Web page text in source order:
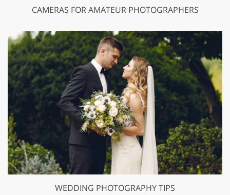
CAMERAS FOR AMATEUR PHOTOGRAPHERS
WEDDING PHOTOGRAPHY TIPS